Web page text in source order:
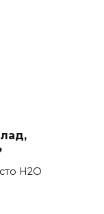
H2O